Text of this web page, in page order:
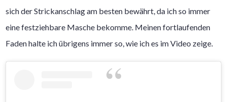
sich der Strickanschlag am besten bewährt, da ich so immer
eine festziehbare Masche bekomme. Meinen fortlaufenden
Faden halte ich übrigens immer so, wie ich es im Video zeige.